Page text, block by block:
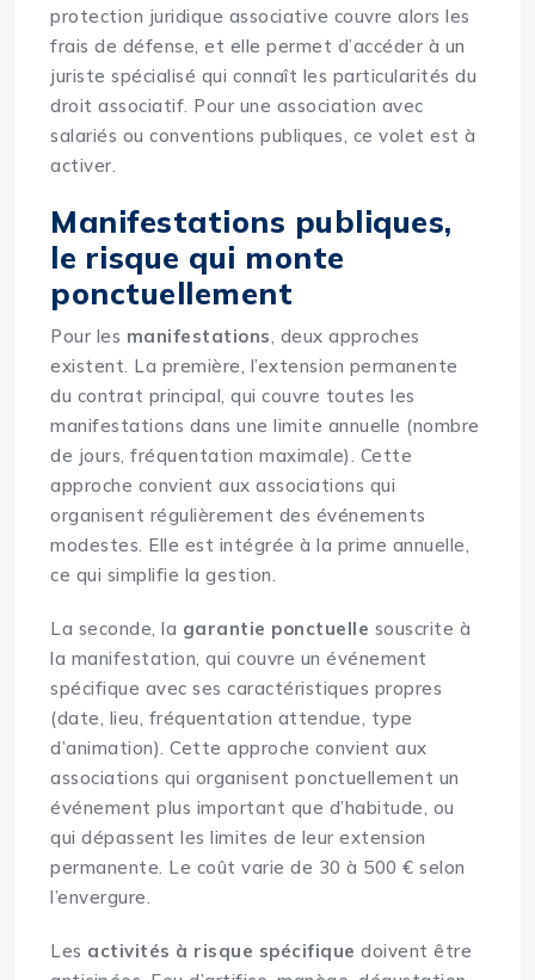
protection juridique associative couvre alors les
frais de défense, et elle permet d’accéder à un
juriste spécialisé qui connaît les particularités du
droit associatif. Pour une association avec
salariés ou conventions publiques, ce volet est à
activer.
Manifestations publiques,
le risque qui monte
ponctuellement
Pour les manifestations, deux approches
existent. La première, l’extension permanente
du contrat principal, qui couvre toutes les
manifestations dans une limite annuelle (nombre
de jours, fréquentation maximale). Cette
approche convient aux associations qui
organisent régulièrement des événements
modestes. Elle est intégrée à la prime annuelle,
ce qui simplifie la gestion.
La seconde, la garantie ponctuelle souscrite à
la manifestation, qui couvre un événement
spécifique avec ses caractéristiques propres
(date, lieu, fréquentation attendue, type
d’animation). Cette approche convient aux
associations qui organisent ponctuellement un
événement plus important que d’habitude, ou
qui dépassent les limites de leur extension
permanente. Le coût varie de 30 à 500 € selon
l’envergure.
Les activités à risque spécifique doivent être